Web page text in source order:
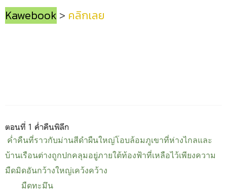
Kawebook > คลิกเลย
ตอนที่ 1 ค่ำคืนพิลึก
ค่ำคืนที่ราวกับม่านสีดำผืนใหญ่โอบล้อมภูเขาที่ห่างไกลและ
บ้านเรือนต่างถูกปกคลุมอยู่ภายใต้ท้องฟ้าที่เหลือไว้เพียงความ
มืดมิดอันกว้างใหญ่เคว้งคว้าง
มืดทะมึน